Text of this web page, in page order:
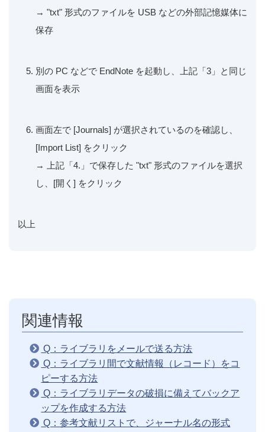
→ "txt" 形式のファイルを USB などの外部記憶媒体に
保存
別の PC などで EndNote を起動し、上記「3」と同じ
画面を表示
画面左で [Journals] が選択されているのを確認し、
[Import List] をクリック
→ 上記「4.」で保存した "txt" 形式のファイルを選択
し、[開く] をクリック
以上
関連情報
Q：ライブラリをメールで送る方法
Q：ライブラリ間で文献情報（レコード）をコ
ピーする方法
Q：ライブラリデータの破損に備えてバックア
ップを作成する方法
Q：参考文献リストで、ジャーナル名の形式